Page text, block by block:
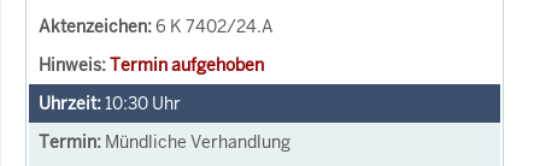
6 K 7402/24.A
Termin aufgehoben
10:30 Uhr
Mündliche Verhandlung